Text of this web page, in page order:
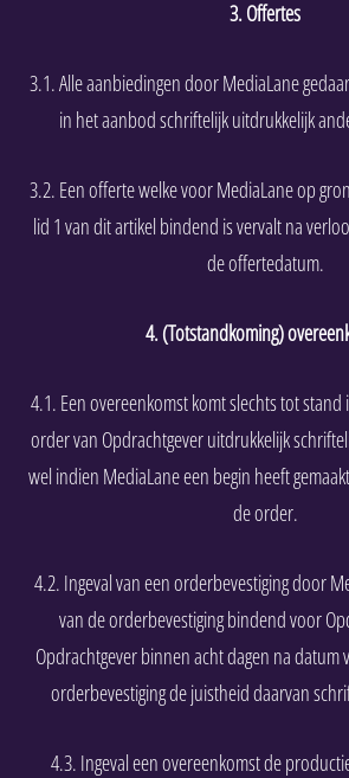
3. Offertes
3.1. Alle aanbiedingen door MediaLane
in het aanbod schriftelijk uitdrukkelijk
3.2. Een offerte welke voor MediaLane op
lid 1 van dit artikel bindend is vervalt na
de offertedatum.
4. (Totstandkoming)
4.1. Een overeenkomst komt slechts tot
order van Opdrachtgever uitdrukkelijk
wel indien MediaLane een begin heeft
de order.
4.2. Ingeval van een orderbevestiging door
van de orderbevestiging bindend voor
Opdrachtgever binnen acht dagen na datum
orderbevestiging de juistheid daarvan
4.3. Ingeval een overeenkomst de